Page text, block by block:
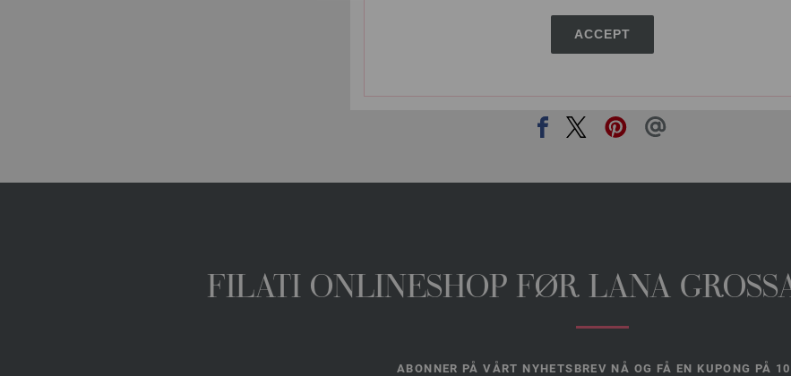
ACCEPT
FILATI ONLINESHOP FØR LANA
ABONNER PÅ VÅRT NYHETSBREV NÅ OG FÅ EN KUPONG PÅ